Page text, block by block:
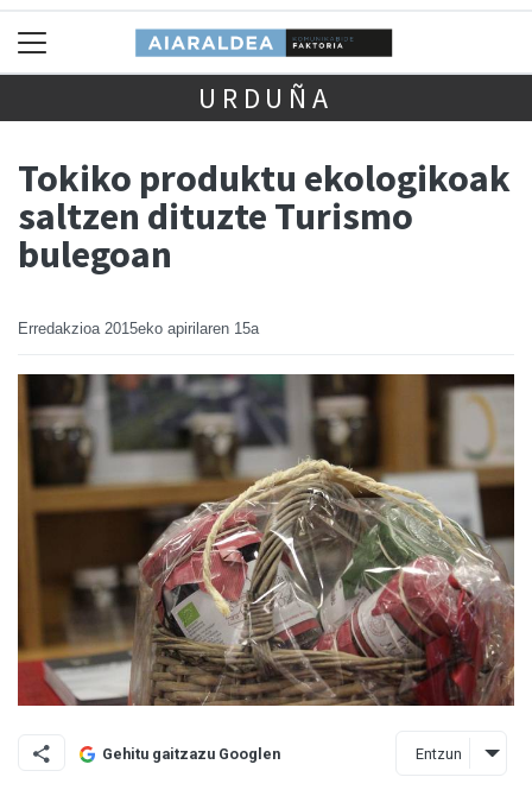
URDUÑA
Tokiko produktu ekologikoak
saltzen dituzte Turismo
bulegoan
Erredakzioa 2015eko apirilaren 15a
Gehitu gaitzazu Googlen Entzun